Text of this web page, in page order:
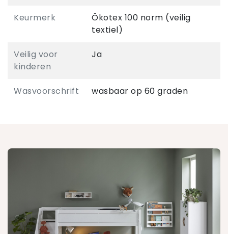
Keurmerk
Ökotex 100 norm (veilig
textiel)
Veilig voor
kinderen
Ja
Wasvoorschrift wasbaar op 60 graden